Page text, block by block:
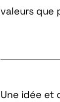
valeurs que
Une idée et